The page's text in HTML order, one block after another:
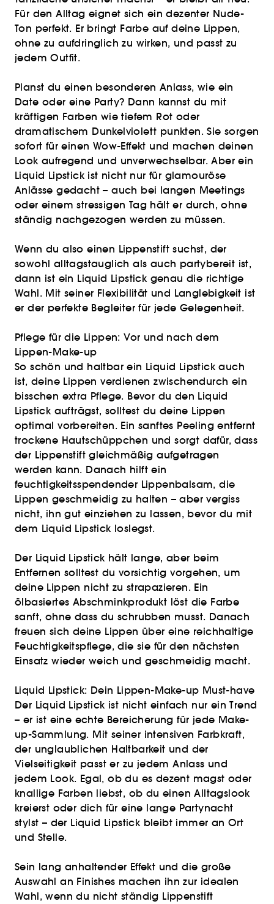
Für den Alltag eignet sich ein dezenter Nude-
Ton perfekt. Er bringt Farbe auf deine Lippen,
ohne zu aufdringlich zu wirken, und passt zu
jedem Outfit.
Planst du einen besonderen Anlass, wie ein
Date oder eine Party? Dann kannst du mit
kräftigen Farben wie tiefem Rot oder
dramatischem Dunkelviolett punkten. Sie sorgen
sofort für einen Wow-Effekt und machen deinen
Look aufregend und unverwechselbar. Aber ein
Liquid Lipstick ist nicht nur für glamouröse
Anlässe gedacht – auch bei langen Meetings
oder einem stressigen Tag hält er durch, ohne
ständig nachgezogen werden zu müssen.
Wenn du also einen Lippenstift suchst, der
sowohl alltagstauglich als auch partybereit ist,
dann ist ein Liquid Lipstick genau die richtige
Wahl. Mit seiner Flexibilität und Langlebigkeit ist
er der perfekte Begleiter für jede Gelegenheit.
Pflege für die Lippen: Vor und nach dem
Lippen-Make-up
So schön und haltbar ein Liquid Lipstick auch
ist, deine Lippen verdienen zwischendurch ein
bisschen extra Pflege. Bevor du den Liquid
Lipstick aufträgst, solltest du deine Lippen
optimal vorbereiten. Ein sanftes Peeling entfernt
trockene Hautschüppchen und sorgt dafür, dass
der Lippenstift gleichmäßig aufgetragen
werden kann. Danach hilft ein
feuchtigkeitsspendender Lippenbalsam, die
Lippen geschmeidig zu halten – aber vergiss
nicht, ihn gut einziehen zu lassen, bevor du mit
dem Liquid Lipstick loslegst.
Der Liquid Lipstick hält lange, aber beim
Entfernen solltest du vorsichtig vorgehen, um
deine Lippen nicht zu strapazieren. Ein
ölbasiertes Abschminkprodukt löst die Farbe
sanft, ohne dass du schrubben musst. Danach
freuen sich deine Lippen über eine reichhaltige
Feuchtigkeitspflege, die sie für den nächsten
Einsatz wieder weich und geschmeidig macht.
Liquid Lipstick: Dein Lippen-Make-up Must-have
Der Liquid Lipstick ist nicht einfach nur ein Trend
– er ist eine echte Bereicherung für jede Make-
up-Sammlung. Mit seiner intensiven Farbkraft,
der unglaublichen Haltbarkeit und der
Vielseitigkeit passt er zu jedem Anlass und
jedem Look. Egal, ob du es dezent magst oder
knallige Farben liebst, ob du einen Alltagslook
kreierst oder dich für eine lange Partynacht
stylst – der Liquid Lipstick bleibt immer an Ort
und Stelle.
Sein lang anhaltender Effekt und die große
Auswahl an Finishes machen ihn zur idealen
Wahl, wenn du nicht ständig Lippenstift